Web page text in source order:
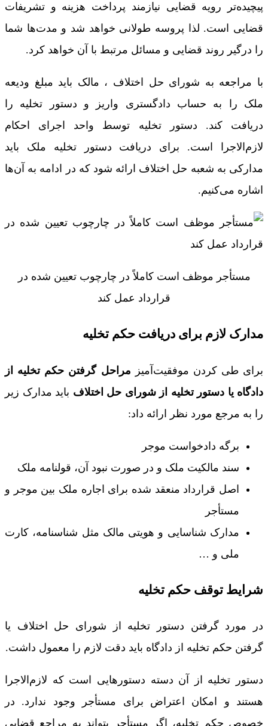
پیچیده‌تر رویه قضایی نیازمند پرداخت هزینه و تشریفات
قضایی است. لذا پروسه طولانی خواهد شد و مدت‌ها شما
را درگیر روند قضایی و مسائل مرتبط با آن خواهد کرد.
با مراجعه به شورای حل اختلاف ، مالک باید مبلغ ودیعه
ملک را به حساب دادگستری واریز و دستور تخلیه را
دریافت کند. دستور تخلیه توسط واحد اجرای احکام
لازم‌الاجرا است. برای دریافت دستور تخلیه ملک باید
مدارکی به شعبه حل اختلاف ارائه شود که در ادامه به آن‌ها
اشاره می‌کنیم.
مستأجر موظف است کاملاً در چارچوب تعیین شده در
قرارداد عمل کند
مدارک لازم برای دریافت حکم تخلیه
برای طی کردن موفقیت‌آمیز مراحل گرفتن حکم تخلیه از
دادگاه یا دستور تخلیه از شورای حل اختلاف باید مدارک زیر
را به مرجع مورد نظر ارائه داد:
برگه دادخواست موجر
سند مالکیت ملک و در صورت نبود آن، قولنامه ملک
اصل قرارداد منعقد شده برای اجاره ملک بین موجر و
مستأجر
مدارک شناسایی و هویتی مالک مثل شناسنامه، کارت
ملی و …
شرایط توقف حکم تخلیه
در مورد گرفتن دستور تخلیه از شورای حل اختلاف یا
گرفتن حکم تخلیه از دادگاه باید دقت لازم را معمول داشت.
دستور تخلیه از آن دسته دستورهایی است که لازم‌‌الاجرا
هستند و امکان اعتراض برای مستأجر وجود ندارد. در
خصوص حکم تخلیه، اگر مستأجر بتواند به مراجع قضایی